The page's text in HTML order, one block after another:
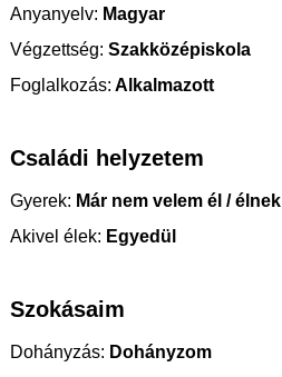
Anyanyelv: Magyar
Végzettség: Szakközépiskola
Foglalkozás: Alkalmazott
Családi helyzetem
Gyerek: Már nem velem él / élnek
Akivel élek: Egyedül
Szokásaim
Dohányzás: Dohányzom